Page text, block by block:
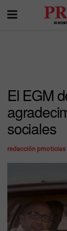
El EGM
sociales
redacción prnoticias